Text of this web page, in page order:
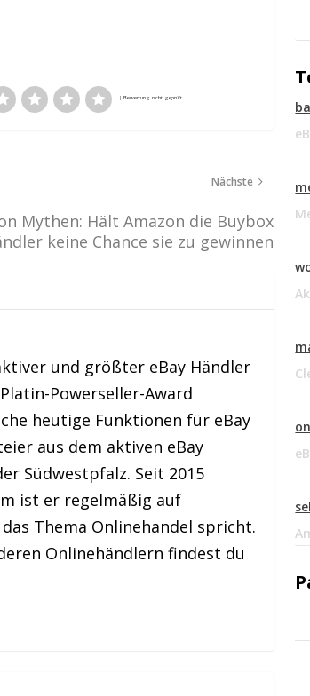
Nächste
Mythen: Hält Amazon die Buybox
keine Chance sie zu gewinnen
und größter eBay Händler
Powerseller-Award
heutige Funktionen für eBay
aus dem aktiven eBay
Südwestpfalz. Seit 2015
ist er regelmäßig auf
Thema Onlinehandel spricht.
Onlinehändlern findest du